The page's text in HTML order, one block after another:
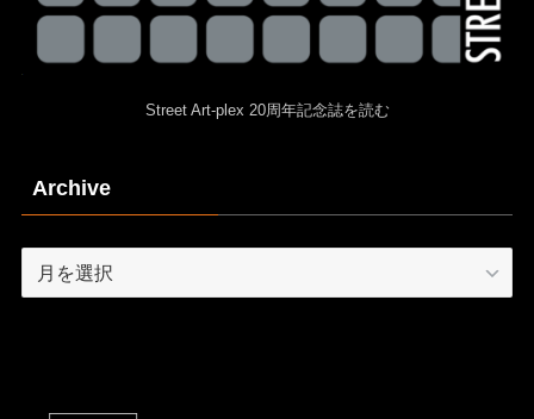
Street Art-plex 20周年記念誌を読む
Archive
Archive